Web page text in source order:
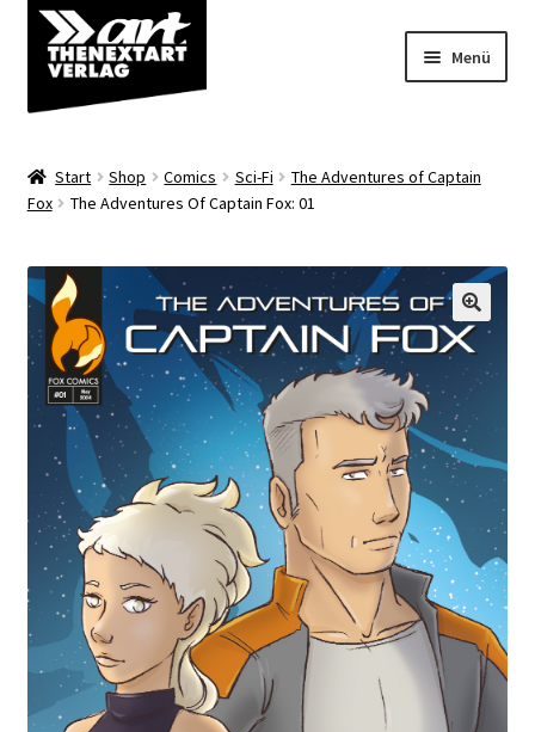
Zur
Navigation
springen
Zum
Inhalt
springen
Menü
Shop
Über uns
Start Shop Comics Sci-Fi
The Adventures of Captain
Fox
The Adventures Of Captain Fox: 01